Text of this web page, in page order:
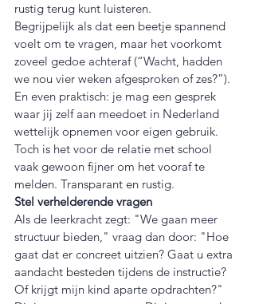
rustig terug kunt luisteren.
Begrijpelijk als dat een beetje spannend
voelt om te vragen, maar het voorkomt
zoveel gedoe achteraf (“Wacht, hadden
we nou vier weken afgesproken of zes?”).
En even praktisch: je mag een gesprek
waar jij zelf aan meedoet in Nederland
wettelijk opnemen voor eigen gebruik.
Toch is het voor de relatie met school
vaak gewoon fijner om het vooraf te
melden. Transparant en rustig.
Stel verhelderende vragen
Als de leerkracht zegt: "We gaan meer
structuur bieden," vraag dan door: "Hoe
gaat dat er concreet uitzien? Gaat u extra
aandacht besteden tijdens de instructie?
Of krijgt mijn kind aparte opdrachten?"